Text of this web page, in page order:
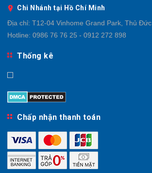
Chi Nhánh tại Hồ Chí Minh
Địa chỉ: T12-04 Vinhome Grand Park, Thủ Đức
Hotline: 0986 76 76 25 - 0912 272 898
Thống kê
Chấp nhận thanh toán